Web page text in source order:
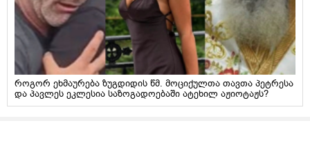
როგორ ეხმაურება ზუგდიდის წმ. მოციქულთა თავთა პეტრესა
და პავლეს ეკლესია საზოგადოებაში ატეხილ აჟიოტაჟს?